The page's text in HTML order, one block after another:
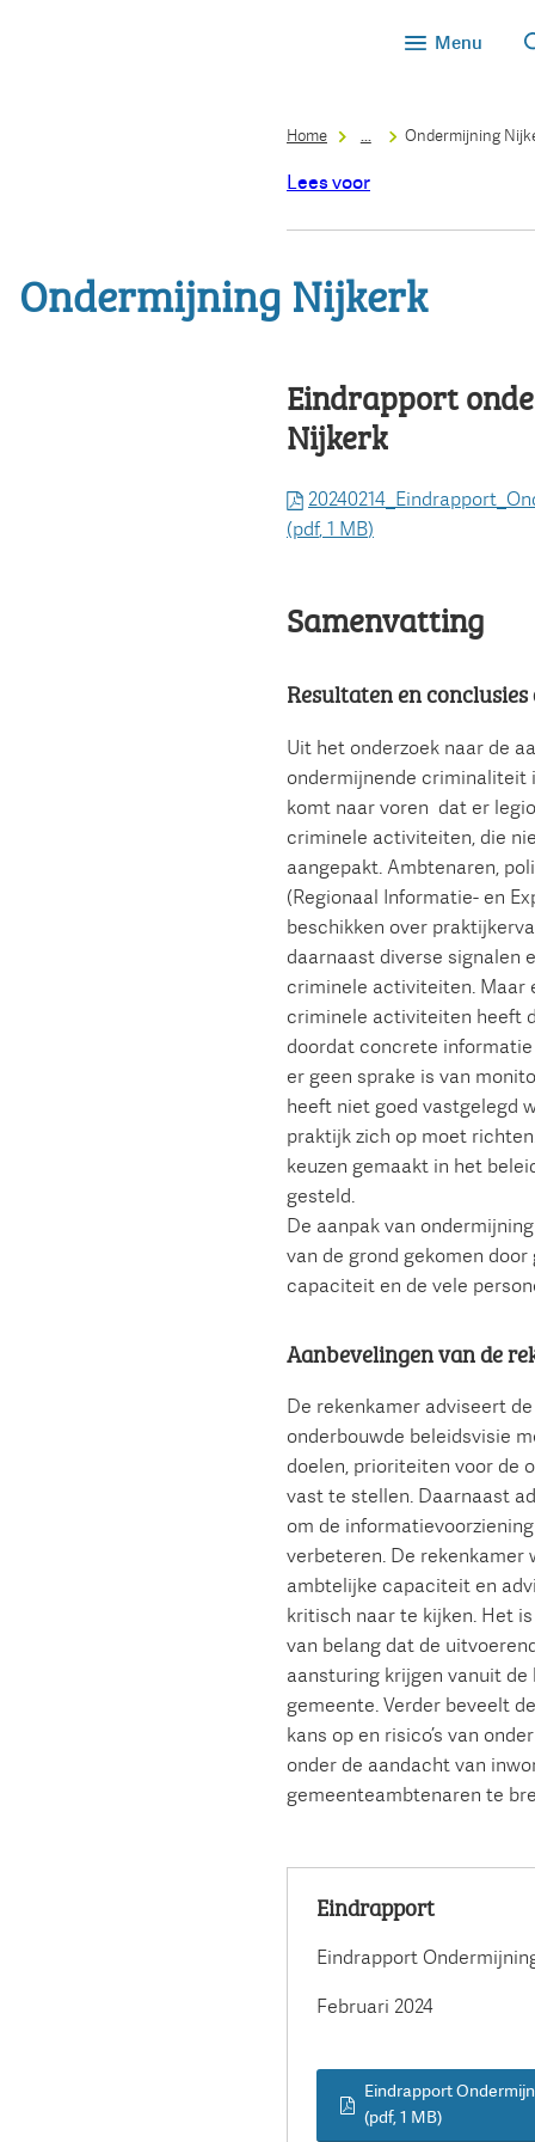
Menu
Home Ondermijning
Lees voor
Ondermijning Nijkerk
Eindrapport
Nijkerk
(pdf, 1 MB)
Samenvatting
Resultaten en conclusies
Uit het onderzoek naar de
ondermijnende criminaliteit
komt naar voren dat er
criminele activiteiten, die
aangepakt. Ambtenaren,
(Regionaal Informatie- en
beschikken over
daarnaast diverse signalen
criminele activiteiten. Maar
criminele activiteiten heeft
doordat concrete
er geen sprake is van
heeft niet goed vastgelegd
praktijk zich op moet
keuzen gemaakt in het
gesteld.
De aanpak van
van de grond gekomen
capaciteit en de vele
Aanbevelingen van de
De rekenkamer adviseert
onderbouwde beleidsvisie
doelen, prioriteiten voor de
vast te stellen. Daarnaast
om de
verbeteren. De rekenkamer
ambtelijke capaciteit en
kritisch naar te kijken. Het
van belang dat de
aansturing krijgen vanuit de
gemeente. Verder beveelt
kans op en risico’s van
onder de aandacht van
gemeenteambtenaren te
Eindrapport
Eindrapport
Februari 2024
Eindrapport
(pdf, 1 MB)